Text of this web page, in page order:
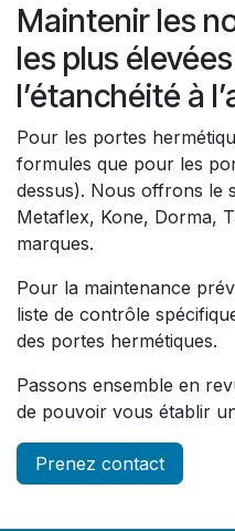
Maintenir les
les plus
l’étanchéité à
Pour les portes
formules que pour les
dessus). Nous offrons le
Metaflex, Kone, Dorma,
marques.
Pour la maintenance
liste de contrôle
des portes hermétiques.
Passons ensemble en
de pouvoir vous établir
Prenez contact